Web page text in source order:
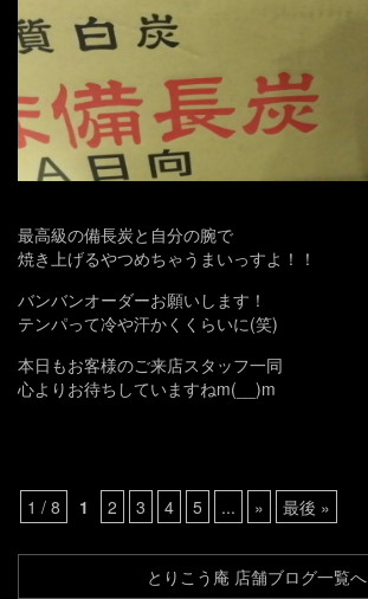
最高級の備長炭と自分の腕で
焼き上げるやつめちゃうまいっすよ！！
バンバンオーダーお願いします！
テンパって冷や汗かくくらいに(笑)
本日もお客様のご来店スタッフ一同
心よりお待ちしていますねm(__)m
1 / 8 1 2 3 4 5 ... » 最後 »
とりこう庵 店舗ブログ一覧へ